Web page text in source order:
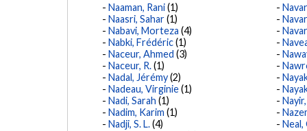
Naaman, Rani(1)
Naasri, Sahar(1)
Nabavi, Morteza (4)
Nabki, Frédéric(1)
Naceur, Ahmed (3)
Naceur, R.(1)
Nadal, Jérémy(2)
Nadeau, Virginie(1)
Nadi, Sarah (1)
Nadim, Karim (1)
Nadji, S. L.(4)